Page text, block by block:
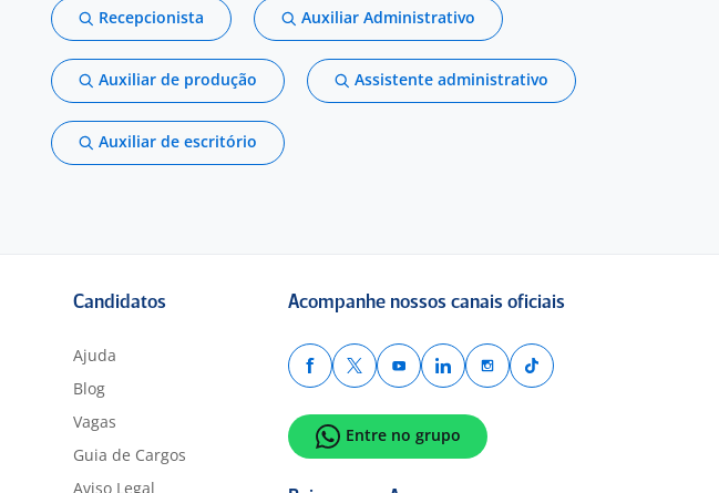
Recepcionista Auxiliar Administrativo
Auxiliar de produção Assistente administrativo
Auxiliar de escritório
Candidatos
Ajuda
Blog
Vagas
Guia de Cargos
Aviso Legal
Acompanhe nossos canais oficiais
Entre no grupo